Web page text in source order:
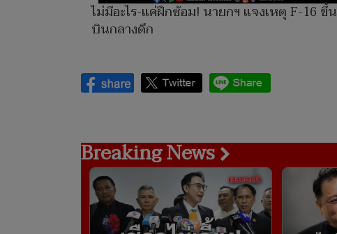
ไม่มีอะไร-แค่ฝึกซ้อม! นายกฯ แจงเหตุ F-16 ขึ้น
บินกลางดึก
Breaking News